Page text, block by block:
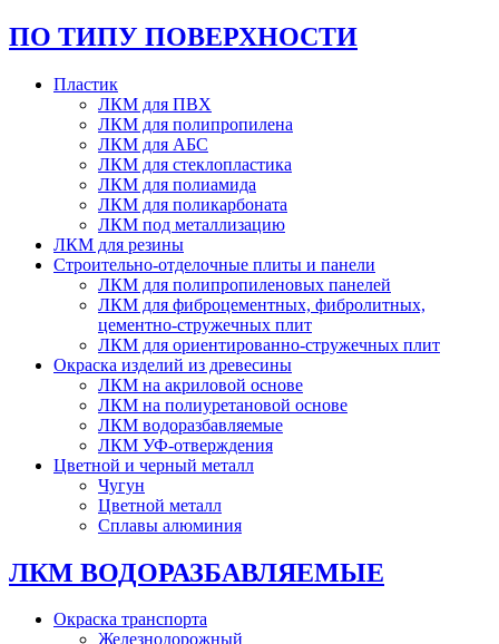
ПО ТИПУ ПОВЕРХНОСТИ
Пластик
ЛКМ для ПВХ
ЛКМ для полипропилена
ЛКМ для АБС
ЛКМ для стеклопластика
ЛКМ для полиамида
ЛКМ для поликарбоната
ЛКМ под металлизацию
ЛКМ для резины
Строительно-отделочные плиты и панели
ЛКМ для полипропиленовых панелей
ЛКМ для фиброцементных, фибролитных,
цементно-стружечных плит
ЛКМ для ориентированно-стружечных плит
Окраска изделий из древесины
ЛКМ на акриловой основе
ЛКМ на полиуретановой основе
ЛКМ водоразбавляемые
ЛКМ УФ-отверждения
Цветной и черный металл
Чугун
Цветной металл
Сплавы алюминия
ЛКМ ВОДОРАЗБАВЛЯЕМЫЕ
Окраска транспорта
Железнодорожный